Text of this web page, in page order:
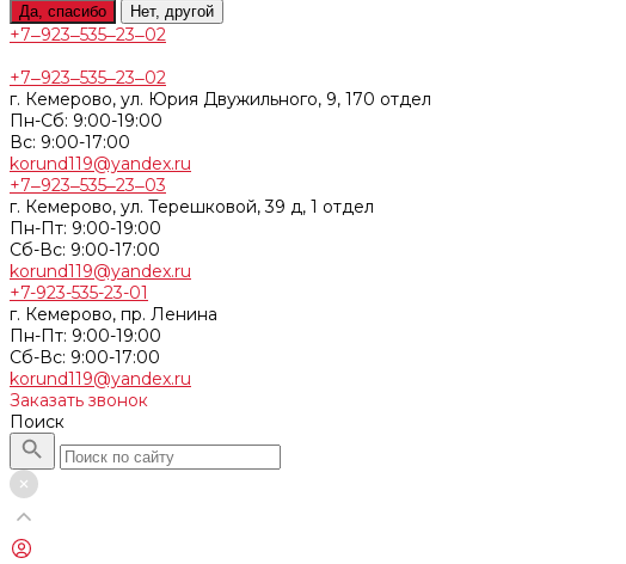
Да, спасибо Нет, другой
+7‒923‒535‒23‒02
+7‒923‒535‒23‒02
г. Кемерово, ул. Юрия Двужильного, 9, 170 отдел
Пн-Сб: 9:00-19:00
Вс: 9:00-17:00
korund119@yandex.ru
+7‒923‒535‒23‒03
г. Кемерово, ул. Терешковой, 39 д, 1 отдел
Пн-Пт: 9:00-19:00
Cб-Вс: 9:00-17:00
korund119@yandex.ru
+7-923-535-23-01
г. Кемерово, пр. Ленина
Пн-Пт: 9:00-19:00
Cб-Вс: 9:00-17:00
korund119@yandex.ru
Заказать звонок
Поиск